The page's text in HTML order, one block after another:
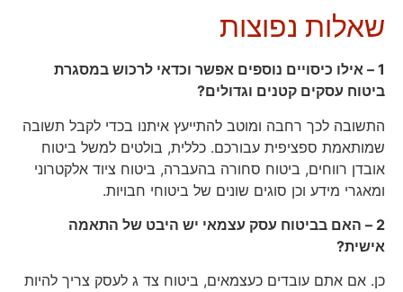
שאלות נפוצות
1 – אילו כיסויים נוספים אפשר וכדאי לרכוש במסגרת
ביטוח עסקים קטנים וגדולים?
התשובה לכך רחבה ומוטב להתייעץ איתנו בכדי לקבל תשובה
שמותאמת ספציפית עבורכם. כללית, בולטים למשל ביטוח
אובדן רווחים, ביטוח סחורה בהעברה, ביטוח ציוד אלקטרוני
ומאגרי מידע וכן סוגים שונים של ביטוחי חבויות.
2 – האם בביטוח עסק עצמאי יש היבט של התאמה
אישית?
כן. אם אתם עובדים כעצמאים, ביטוח צד ג לעסק צריך להיות